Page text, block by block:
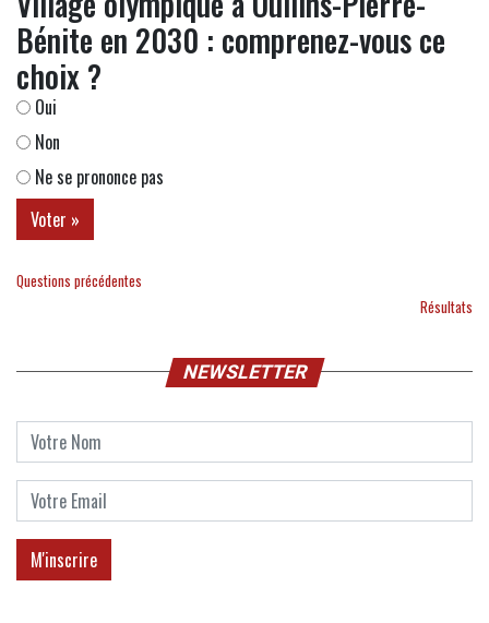
Bénite en 2030 : comprenez-vous ce
choix ?
Oui
Non
Ne se prononce pas
Questions précédentes
Résultats
NEWSLETTER